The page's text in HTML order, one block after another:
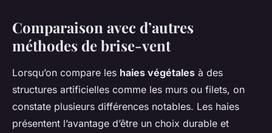
Comparaison avec d’autres
méthodes de brise-vent
Lorsqu’on compare les haies végétales à des
structures artificielles comme les murs ou filets, on
constate plusieurs différences notables. Les haies
présentent l’avantage d’être un choix durable et